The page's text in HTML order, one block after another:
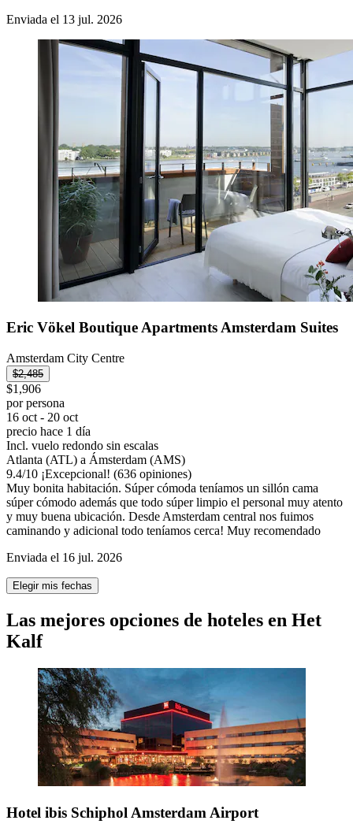
Enviada el 13 jul. 2026
Eric Vökel Boutique Apartments Amsterdam Suites
Amsterdam City Centre
$2,485
$1,906
por persona
16 oct - 20 oct
precio hace 1 día
Incl. vuelo redondo sin escalas
Atlanta (ATL) a Ámsterdam (AMS)
9.4/10 ¡Excepcional! (636 opiniones)
Muy bonita habitación. Súper cómoda teníamos un sillón cama
súper cómodo además que todo súper limpio el personal muy atento
y muy buena ubicación. Desde Amsterdam central nos fuimos
caminando y adicional todo teníamos cerca! Muy recomendado
Enviada el 16 jul. 2026
Elegir mis fechas
Las mejores opciones de hoteles en Het
Kalf
Hotel ibis Schiphol Amsterdam Airport